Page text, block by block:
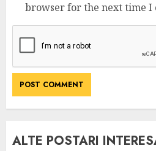
browser for the next time I
ALTE POSTARI